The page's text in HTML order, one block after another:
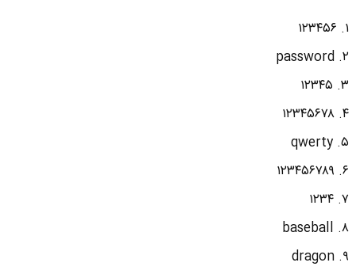
۱. ۱۲۳۴۵۶
۲. password
۳. ۱۲۳۴۵
۴. ۱۲۳۴۵۶۷۸
۵. qwerty
۶. ۱۲۳۴۵۶۷۸۹
۷. ۱۲۳۴
۸. baseball
۹. dragon